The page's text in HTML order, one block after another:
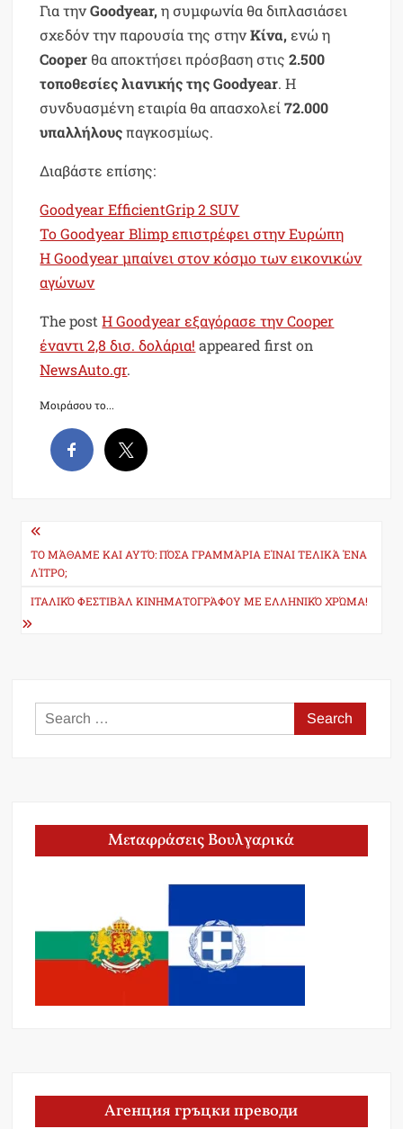
Για τηνGoodyear, η συμφωνία θα διπλασιάσει
σχεδόν την παρουσία της στηνΚίνα, ενώ η
Cooper θα αποκτήσει πρόσβαση στις2.500
τοποθεσίες λιανικής της Goodyear. Η
συνδυασμένη εταιρία θα απασχολεί72.000
υπαλλήλουςπαγκοσμίως.
Διαβάστε επίσης:
Goodyear EfficientGrip 2 SUV
To Goodyear Blimp επιστρέφει στην Ευρώπη
Η Goodyear μπαίνει στον κόσμο των εικονικών
αγώνων
The postΗ Goodyear εξαγόρασε την Cooper
έναντι 2,8 δισ. δολάρια! appeared first on
NewsAuto.gr.
Μοιράσου το...
Post
navigation
TO ΜΆΘΑΜΕ ΚΑΙ ΑΥΤΌ: ΠΌΣΑ ΓΡΑΜΜΆΡΙΑ ΕΊΝΑΙ ΤΕΛΙΚΆ ΈΝΑ
ΛΊΤΡΟ;
ΙΤΑΛΙΚΌ ΦΕΣΤΙΒΆΛ ΚΙΝΗΜΑΤΟΓΡΆΦΟΥ ΜΕ ΕΛΛΗΝΙΚΌ ΧΡΏΜΑ!
Search
for:
Μεταφράσεις Βουλγαρικά
Агенция гръцки преводи